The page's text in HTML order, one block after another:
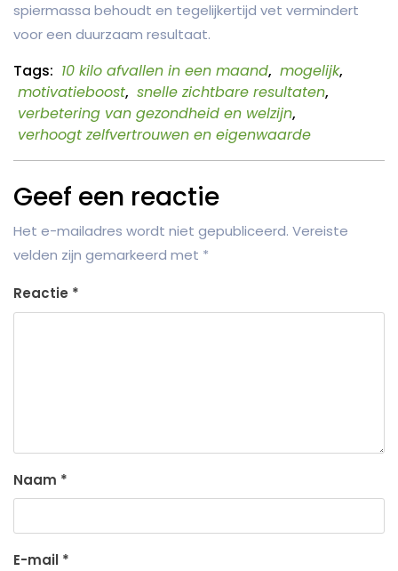
spiermassa behoudt en tegelijkertijd vet vermindert
voor een duurzaam resultaat.
Tags: 10 kilo afvallen in een maand, mogelijk,
motivatieboost, snelle zichtbare resultaten,
verbetering van gezondheid en welzijn,
verhoogt zelfvertrouwen en eigenwaarde
Geef een reactie
Het e-mailadres wordt niet gepubliceerd. Vereiste
velden zijn gemarkeerd met *
Reactie *
Naam *
E-mail *